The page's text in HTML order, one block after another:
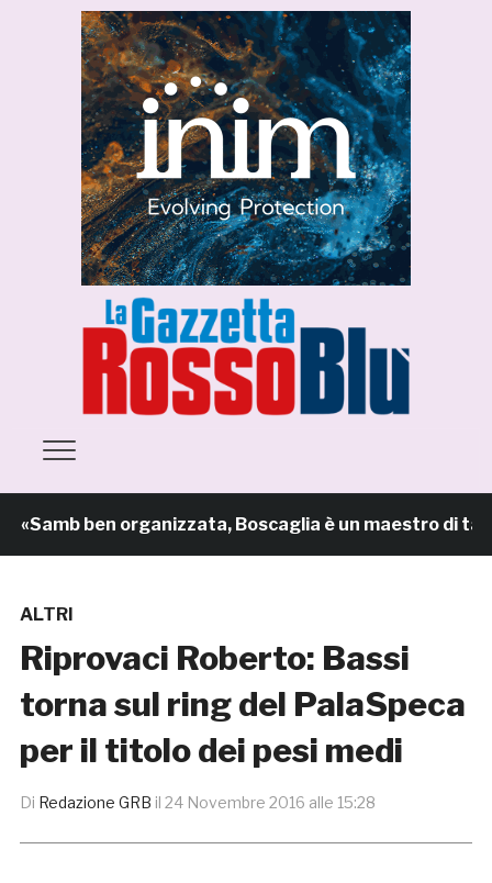
ben organizzata, Boscaglia è un maestro di
ALTRI
Riprovaci Roberto: Bassi
torna sul ring del PalaSpeca
per il titolo dei pesi medi
Di Redazione GRB il 24 Novembre 2016 alle 15:28